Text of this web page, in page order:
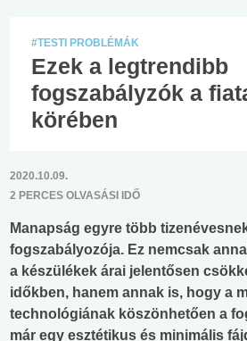
#TESTI PROBLÉMÁK
Ezek a legtrendibb
fogszabályzók a
körében
2020.10.09.
2 PERCES OLVASÁSI IDŐ
Manapság egyre több
fogszabályozója. Ez nemcsak
a készülékek árai jelentősen
időkben, hanem annak is, hogy a
technológiának köszönhetően a
már egy esztétikus és minimális